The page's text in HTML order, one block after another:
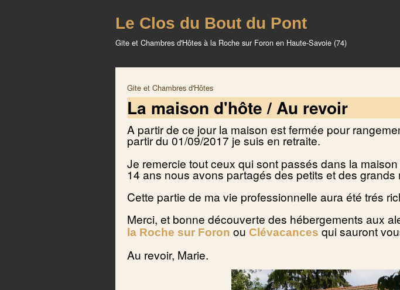
Le Clos du Bout du Pont
Gite et Chambres d'Hôtes à la Roche sur Foron en Haute-Savoie (74)
Gite et Chambres d'Hôtes
La maison d'hôte / Au revoir
A partir de ce jour la maison est fermée pour
partir du 01/09/2017 je suis en retraite.
Je remercie tout ceux qui sont passés dans la
14 ans nous avons partagés des petits et des grands
Cette partie de ma vie professionnelle aura été trés
Merci, et bonne découverte des hébergements aux
la Roche sur Foron ou Clévacancesqui sauront
Au revoir, Marie.